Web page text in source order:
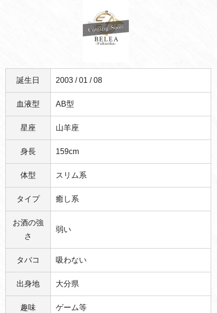
誕生日 2003 / 01 / 08
血液型 AB型
星座 山羊座
身長 159cm
体型 スリム系
タイプ 癒し系
お酒の強
さ
弱い
タバコ 吸わない
出身地 大分県
趣味 ゲーム等